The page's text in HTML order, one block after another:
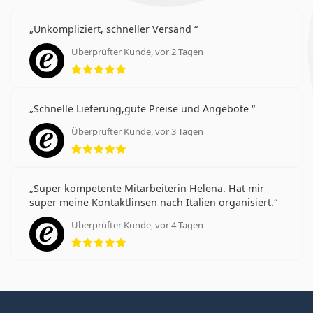
Unkompliziert, schneller Versand
Überprüfter Kunde, vor 2 Tagen
Bewertung 5 aus 5
Schnelle Lieferung,gute Preise und Angebote
Überprüfter Kunde, vor 3 Tagen
Bewertung 5 aus 5
Super kompetente Mitarbeiterin Helena. Hat mir
super meine Kontaktlinsen nach Italien organisiert.
Überprüfter Kunde, vor 4 Tagen
Bewertung 5 aus 5